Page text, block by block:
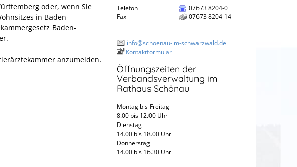
oder, wenn Sie
in Baden-
Baden-
anzumelden.
Telefon
07673 8204-0
Fax
07673 8204-14
info@schoenau-im-schwarzwald.de
Kontaktformular
Öffnungszeiten der
Verbandsverwaltung im
Rathaus Schönau
Montag bis Freitag
8.00 bis 12.00 Uhr
Dienstag
14.00 bis 18.00 Uhr
Donnerstag
14.00 bis 16.30 Uhr